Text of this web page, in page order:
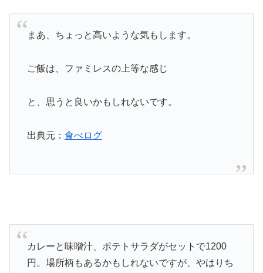
まあ、ちょっと高いような気もします。
ご飯は、ファミレスの上等な感じ
と、思うと良いかもしれないです。
出典元： 食べログ
カレーと味噌汁、ポテトサラダがセットで1200
円。場所柄もあるかもしれないですが、やはりち